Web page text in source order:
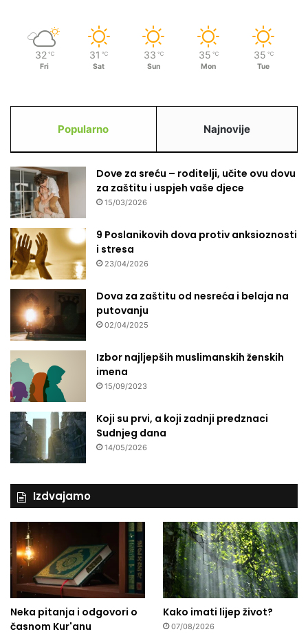
32 ℃
Fri
31 ℃
Sat
33 ℃
Sun
35 ℃
Mon
35 ℃
Tue
Popularno Najnovije
Dove za sreću – roditelji, učite ovu dovu
za zaštitu i uspjeh vaše djece
15/03/2026
9 Poslanikovih dova protiv anksioznosti
i stresa
23/04/2026
Dova za zaštitu od nesreća i belaja na
putovanju
02/04/2025
Izbor najljepših muslimanskih ženskih
imena
15/09/2023
Koji su prvi, a koji zadnji predznaci
Sudnjeg dana
14/05/2026
Izdvajamo
Neka pitanja i odgovori o
časnom Kur'anu
Kako imati lijep život?
07/08/2026